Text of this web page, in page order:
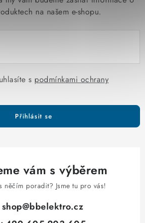
na našem e-shopu.
s podmínkami ochrany
Přihlásit se
vám s výběrem
něčím poradit? Jsme tu pro vás!
shop@bbelektro.cz